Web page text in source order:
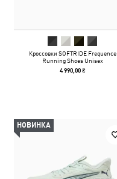
Кроссовки SOFTRIDE Frequence
Running Shoes Unisex
4 990,00 ₴
НОВИНКА